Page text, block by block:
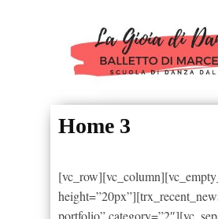
Home 3
portfolio”